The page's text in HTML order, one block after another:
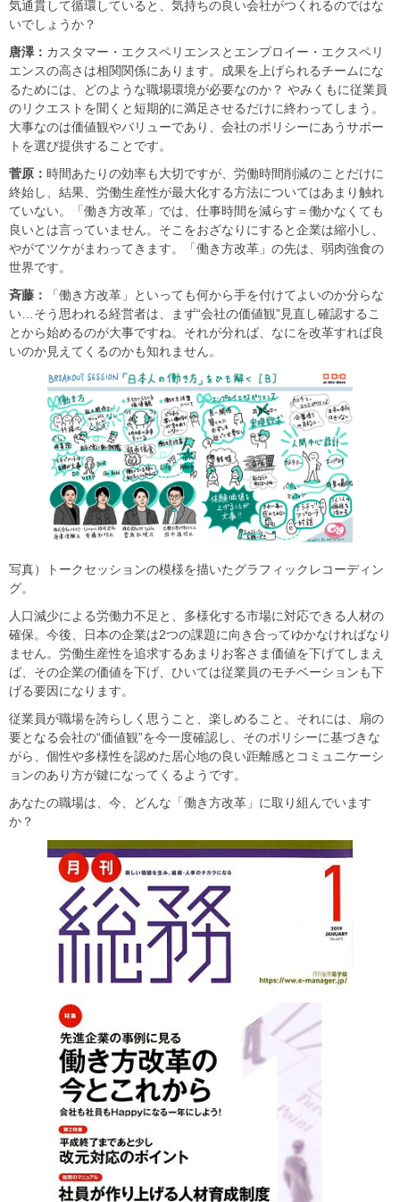
気通貫して循環していると、気持ちの良い会社がつくれるのではな
いでしょうか？
唐澤： カスタマー・エクスペリエンスとエンプロイー・エクスペリ
エンスの高さは相関関係にあります。成果を上げられるチームにな
るためには、どのような職場環境が必要なのか？ やみくもに従業員
のリクエストを聞くと短期的に満足させるだけに終わってしまう。
大事なのは価値観やバリューであり、会社のポリシーにあうサポー
トを選び提供することです。
菅原： 時間あたりの効率も大切ですが、労働時間削減のことだけに
終始し、結果、労働生産性が最大化する方法についてはあまり触れ
ていない。「働き方改革」では、仕事時間を減らす＝働かなくても
良いとは言っていません。そこをおざなりにすると企業は縮小し、
やがてツケがまわってきます。「働き方改革」の先は、弱肉強食の
世界です。
斉藤：
「働き方改革」といっても何から手を付けてよいのか分らな
い…そう思われる経営者は、まず“会社の価値観”見直し確認するこ
とから始めるのが大事ですね。それが分れば、なにを改革すれば良
いのか見えてくるのかも知れません。
写真）トークセッションの模様を描いたグラフィックレコーディン
グ。
人口減少による労働力不足と、多様化する市場に対応できる人材の
確保。今後、日本の企業は2つの課題に向き合ってゆかなければなり
ません。労働生産性を追求するあまりお客さま価値を下げてしまえ
ば、その企業の価値を下げ、ひいては従業員のモチベーションも下
げる要因になります。
従業員が職場を誇らしく思うこと、楽しめること。それには、扇の
要となる会社の“価値観”を今一度確認し、そのポリシーに基づきな
がら、個性や多様性を認めた居心地の良い距離感とコミュニケーシ
ョンのあり方が鍵になってくるようです。
あなたの職場は、今、どんな「働き方改革」に取り組んでいます
か？